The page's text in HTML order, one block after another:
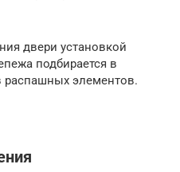
двери установкой
подбирается в
распашных элементов.